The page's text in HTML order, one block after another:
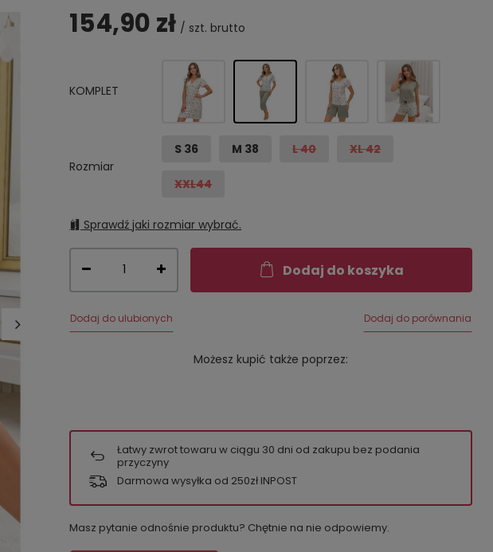
154,90 zł / szt. brutto
KOMPLET
Rozmiar
S 36 M 38 L 40 XL 42
XXL44
Sprawdź jaki rozmiar wybrać.
Dodaj do koszyka
Dodaj do ulubionych Dodaj do porównania
Możesz kupić także poprzez:
Łatwy zwrot towaru w ciągu 30 dni od zakupu bez podania
przyczyny
Darmowa wysyłka od 250zł INPOST
Masz pytanie odnośnie produktu? Chętnie na nie odpowiemy.